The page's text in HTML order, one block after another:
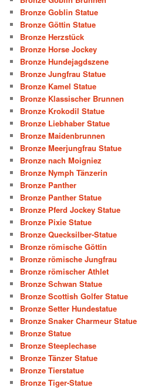
Bronze Goblin Statue
Bronze Göttin Statue
Bronze Herzstück
Bronze Horse Jockey
Bronze Hundejagdszene
Bronze Jungfrau Statue
Bronze Kamel Statue
Bronze Klassischer Brunnen
Bronze Krokodil Statue
Bronze Liebhaber Statue
Bronze Maidenbrunnen
Bronze Meerjungfrau Statue
Bronze nach Moigniez
Bronze Nymph Tänzerin
Bronze Panther
Bronze Panther Statue
Bronze Pferd Jockey Statue
Bronze Pixie Statue
Bronze Quecksilber-Statue
Bronze römische Göttin
Bronze römische Jungfrau
Bronze römischer Athlet
Bronze Schwan Statue
Bronze Scottish Golfer Statue
Bronze Setter Hundestatue
Bronze Snaker Charmeur Statue
Bronze Statue
Bronze Steeplechase
Bronze Tänzer Statue
Bronze Tierstatue
Bronze Tiger-Statue